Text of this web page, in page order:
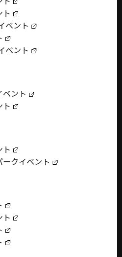
ト
ベント
ベント
ント
ト
ト
クイベント
ト